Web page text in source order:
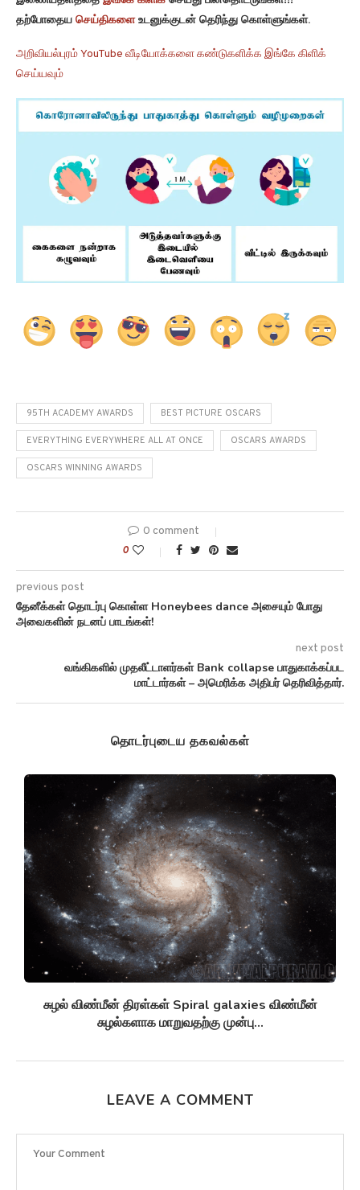
தற்போதைய செய்திகளைஉடனுக்குடன் தெரிந்து கொள்ளுங்கள்.
அறிவியல்புரம் YouTube வீடியோக்களை கண்டுகளிக்க இங்கே கிளிக்
செய்யவும்
95TH ACADEMY AWARDS BEST PICTURE OSCARS
EVERYTHING EVERYWHERE ALL AT ONCE OSCARS AWARDS
OSCARS WINNING AWARDS
0 comment
0
previous post
தேனீக்கள் தொடர்பு கொள்ள Honeybees dance அசையும் போது
அவைகளின் நடனப் பாடங்கள்!
next post
வங்கிகளில் முதலீட்டாளர்கள் Bank collapse பாதுகாக்கப்பட
மாட்டார்கள் – அமெரிக்க அதிபர் தெரிவித்தார்.
தொடர்புடைய தகவல்கள்
சுழல் விண்மீன் திரள்கள் Spiral galaxies விண்மீன்
சுழல்களாக மாறுவதற்கு முன்பு...
LEAVE A COMMENT